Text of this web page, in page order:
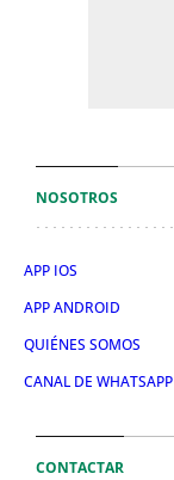
NOSOTROS
APP IOS
APP ANDROID
QUIÉNES SOMOS
CANAL DE WHATSAPP
CONTACTAR